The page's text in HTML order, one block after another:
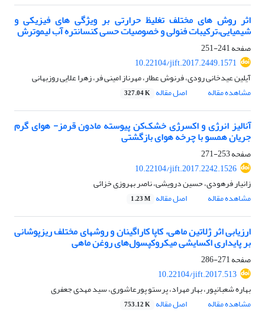
اثر روش ‏های مختلف تغلیظ حرارتی بر ویژگی‏ های فیزیکی و
شیمیایی،ترکیبات فنولی و خصوصیات حسی کنسانتره آب لیموترش
صفحه241-251
10.22104/jift.2017.2449.1571
آیلین عیدخانی رودی، فرنوش عطار، مهرناز امینی فر، زهرا علایی روزبهانی
مشاهده مقاله
اصل مقاله 327.04 K
آنالیز انرژی و اکسرژی خشک‌کن پیوسته مادون قرمز- هوای گرم
جریان همسو با چرخه هوای بازگشتی
صفحه253-271
10.22104/jift.2017.2242.1526
زانیار فرهودی، حسین درویشی، ناصر بهروزی خزائی
مشاهده مقاله
اصل مقاله 1.23 M
ارزیابی اثر ژلاتین ماهی، کاپا کاراگینان و روشهای مختلف ریزپوشانی
بر پایداری اکسایشی میکروکپسول‌های روغن ماهی
صفحه271-286
10.22104/jift.2017.513
بهاره شعبانپور، بهار مهراد، پرستو پورعاشوری، سید مهدی جعفری
مشاهده مقاله
اصل مقاله 753.12 K